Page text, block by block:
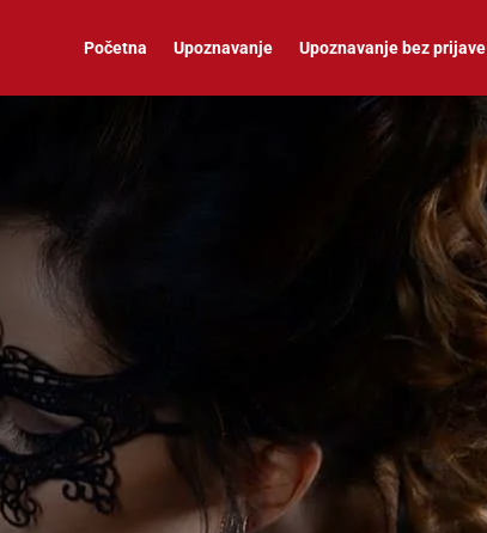
Početna Upoznavanje Upoznavanje bez prijave